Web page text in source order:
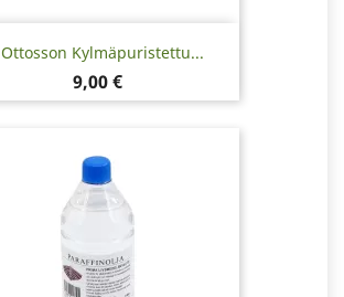
Ottosson Kylmäpuristettu...
Hinta
9,00 €